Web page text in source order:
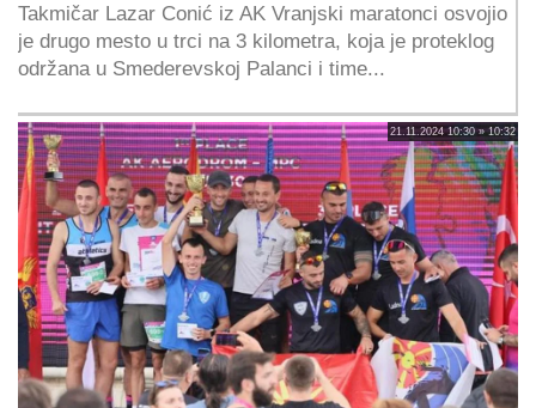
Takmičar Lazar Conić iz AK Vranjski maratonci osvojio
je drugo mesto u trci na 3 kilometra, koja je proteklog
održana u Smederevskoj Palanci i time...
21.11.2024 10:30 » 10:32